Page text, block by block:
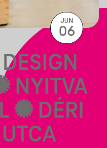
NYITVA
✺ DÉRI
JUN
06